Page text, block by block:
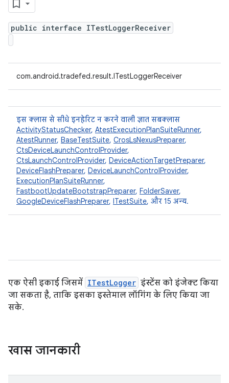
public interface ITestLoggerReceiver
com.android.tradefed.result.ITestLoggerReceiver
इस क्लास से सीधे इनहेरिट न करने वाली ज्ञात सबक्लास
ActivityStatusChecker, AtestExecutionPlanSuiteRunner,
AtestRunner, BaseTestSuite, CrosLsNexusPreparer,
CtsDeviceLaunchControlProvider,
CtsLaunchControlProvider, DeviceActionTargetPreparer,
DeviceFlashPreparer, DeviceLaunchControlProvider,
ExecutionPlanSuiteRunner,
FastbootUpdateBootstrapPreparer, FolderSaver,
GoogleDeviceFlashPreparer, ITestSuite, और 15 अन्य.
एक ऐसी इकाई जिसमें ITestLogger इंस्टेंस को इंजेक्ट किया
जा सकता है, ताकि इसका इस्तेमाल लॉगिंग के लिए किया जा
सके.
खास जानकारी